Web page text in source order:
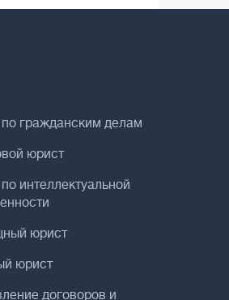
гражданским делам
юрист
интеллектуальной
юрист
юрист
договоров и